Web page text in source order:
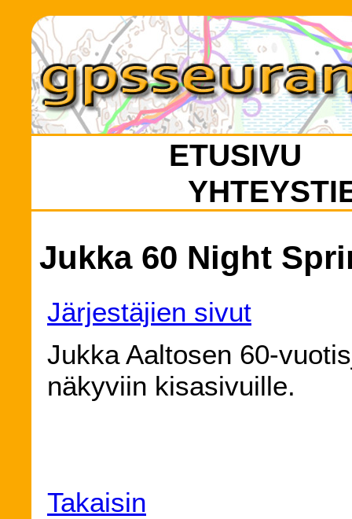
ETUSIVU
Jukka 60 Night
Järjestäjien sivut
Jukka Aaltosen 60-
näkyviin kisasivuille.
Takaisin